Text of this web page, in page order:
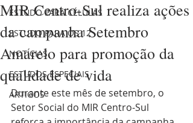
ESTUDO PARA CÉLULAS
ESTUDO PARA OS 12
NOTÍCIAS
ESTUDOS ESPECIAIS
ARTIGOS
MIR Centro-Sul realiza ações
da campanha Setembro
Amarelo para promoção da
qualidade de vida
Durante este mês de setembro, o
Setor Social do MIR Centro-Sul